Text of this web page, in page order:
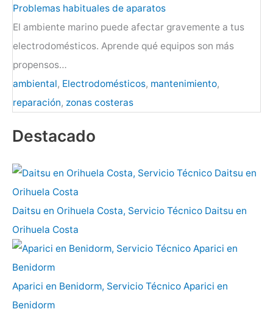
Problemas habituales de aparatos
El ambiente marino puede afectar gravemente a tus
electrodomésticos. Aprende qué equipos son más
propensos…
ambiental, Electrodomésticos, mantenimiento,
reparación, zonas costeras
Destacado
Daitsu en Orihuela Costa, Servicio Técnico Daitsu en
Orihuela Costa
Aparici en Benidorm, Servicio Técnico Aparici en
Benidorm